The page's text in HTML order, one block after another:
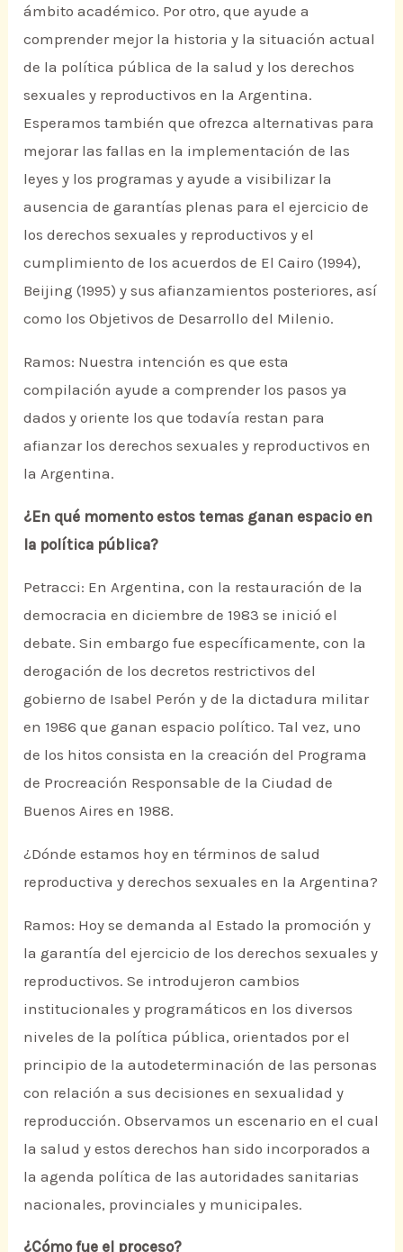
ámbito académico. Por otro, que ayude a
comprender mejor la historia y la situación actual
de la política pública de la salud y los derechos
sexuales y reproductivos en la Argentina.
Esperamos también que ofrezca alternativas para
mejorar las fallas en la implementación de las
leyes y los programas y ayude a visibilizar la
ausencia de garantías plenas para el ejercicio de
los derechos sexuales y reproductivos y el
cumplimiento de los acuerdos de El Cairo (1994),
Beijing (1995) y sus afianzamientos posteriores, así
como los Objetivos de Desarrollo del Milenio.
Ramos: Nuestra intención es que esta
compilación ayude a comprender los pasos ya
dados y oriente los que todavía restan para
afianzar los derechos sexuales y reproductivos en
la Argentina.
¿En qué momento estos temas ganan espacio en
la política pública?
Petracci: En Argentina, con la restauración de la
democracia en diciembre de 1983 se inició el
debate. Sin embargo fue específicamente, con la
derogación de los decretos restrictivos del
gobierno de Isabel Perón y de la dictadura militar
en 1986 que ganan espacio político. Tal vez, uno
de los hitos consista en la creación del Programa
de Procreación Responsable de la Ciudad de
Buenos Aires en 1988.
¿Dónde estamos hoy en términos de salud
reproductiva y derechos sexuales en la Argentina?
Ramos: Hoy se demanda al Estado la promoción y
la garantía del ejercicio de los derechos sexuales y
reproductivos. Se introdujeron cambios
institucionales y programáticos en los diversos
niveles de la política pública, orientados por el
principio de la autodeterminación de las personas
con relación a sus decisiones en sexualidad y
reproducción. Observamos un escenario en el cual
la salud y estos derechos han sido incorporados a
la agenda política de las autoridades sanitarias
nacionales, provinciales y municipales.
¿Cómo fue el proceso?